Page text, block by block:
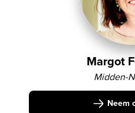
Margot
Midden-
Neem